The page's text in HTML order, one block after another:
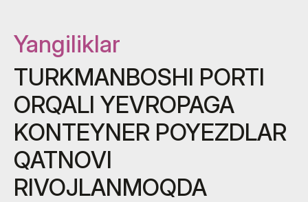
Yangiliklar
TURKMANBOSHI PORTI
ORQALI YEVROPAGA
KONTEYNER POYEZDLAR
QATNOVI
RIVOJLANMOQDA